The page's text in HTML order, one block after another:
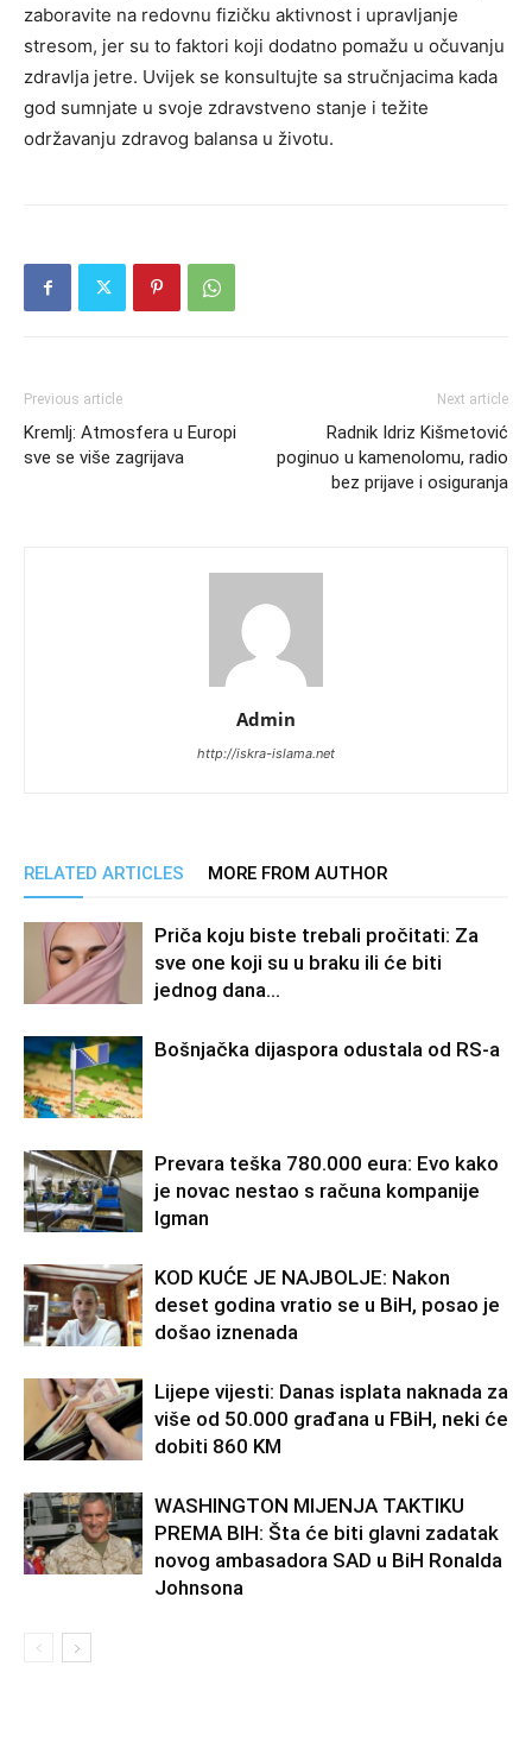
zaboravite na redovnu fizičku aktivnost i upravljanje
stresom, jer su to faktori koji dodatno pomažu u očuvanju
zdravlja jetre. Uvijek se konsultujte sa stručnjacima kada
god sumnjate u svoje zdravstveno stanje i težite
održavanju zdravog balansa u životu.
Previous article
Kremlj: Atmosfera u Europi
sve se više zagrijava
Next article
Radnik Idriz Kišmetović
poginuo u kamenolomu, radio
bez prijave i osiguranja
Admin
http://iskra-islama.net
RELATED ARTICLES MORE FROM AUTHOR
Priča koju biste trebali pročitati: Za
sve one koji su u braku ili će biti
jednog dana…
Bošnjačka dijaspora odustala od RS-a
Prevara teška 780.000 eura: Evo kako
je novac nestao s računa kompanije
Igman
KOD KUĆE JE NAJBOLJE: Nakon
deset godina vratio se u BiH, posao je
došao iznenada
Lijepe vijesti: Danas isplata naknada za
više od 50.000 građana u FBiH, neki će
dobiti 860 KM
WASHINGTON MIJENJA TAKTIKU
PREMA BIH: Šta će biti glavni zadatak
novog ambasadora SAD u BiH Ronalda
Johnsona